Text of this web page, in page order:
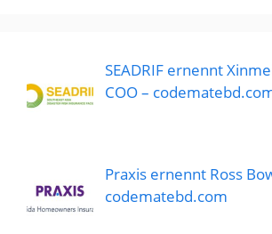
SEADRIF ernennt
COO –
Praxis ernennt Ross
codematebd.com